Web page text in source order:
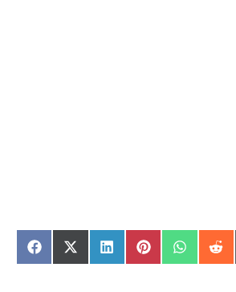
Share
on
Share
on
Share
on
Share
on
Share
on
on